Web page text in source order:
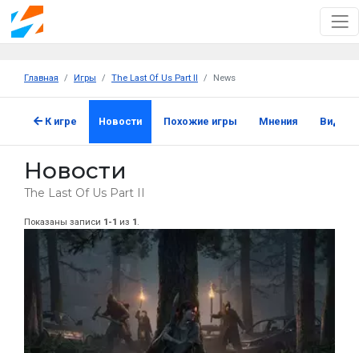
Главная Игры The Last Of Us Part II News
К игре Новости Похожие игры Мнения Видео
Новости
The Last Of Us Part II
Показаны записи 1-1 из 1.